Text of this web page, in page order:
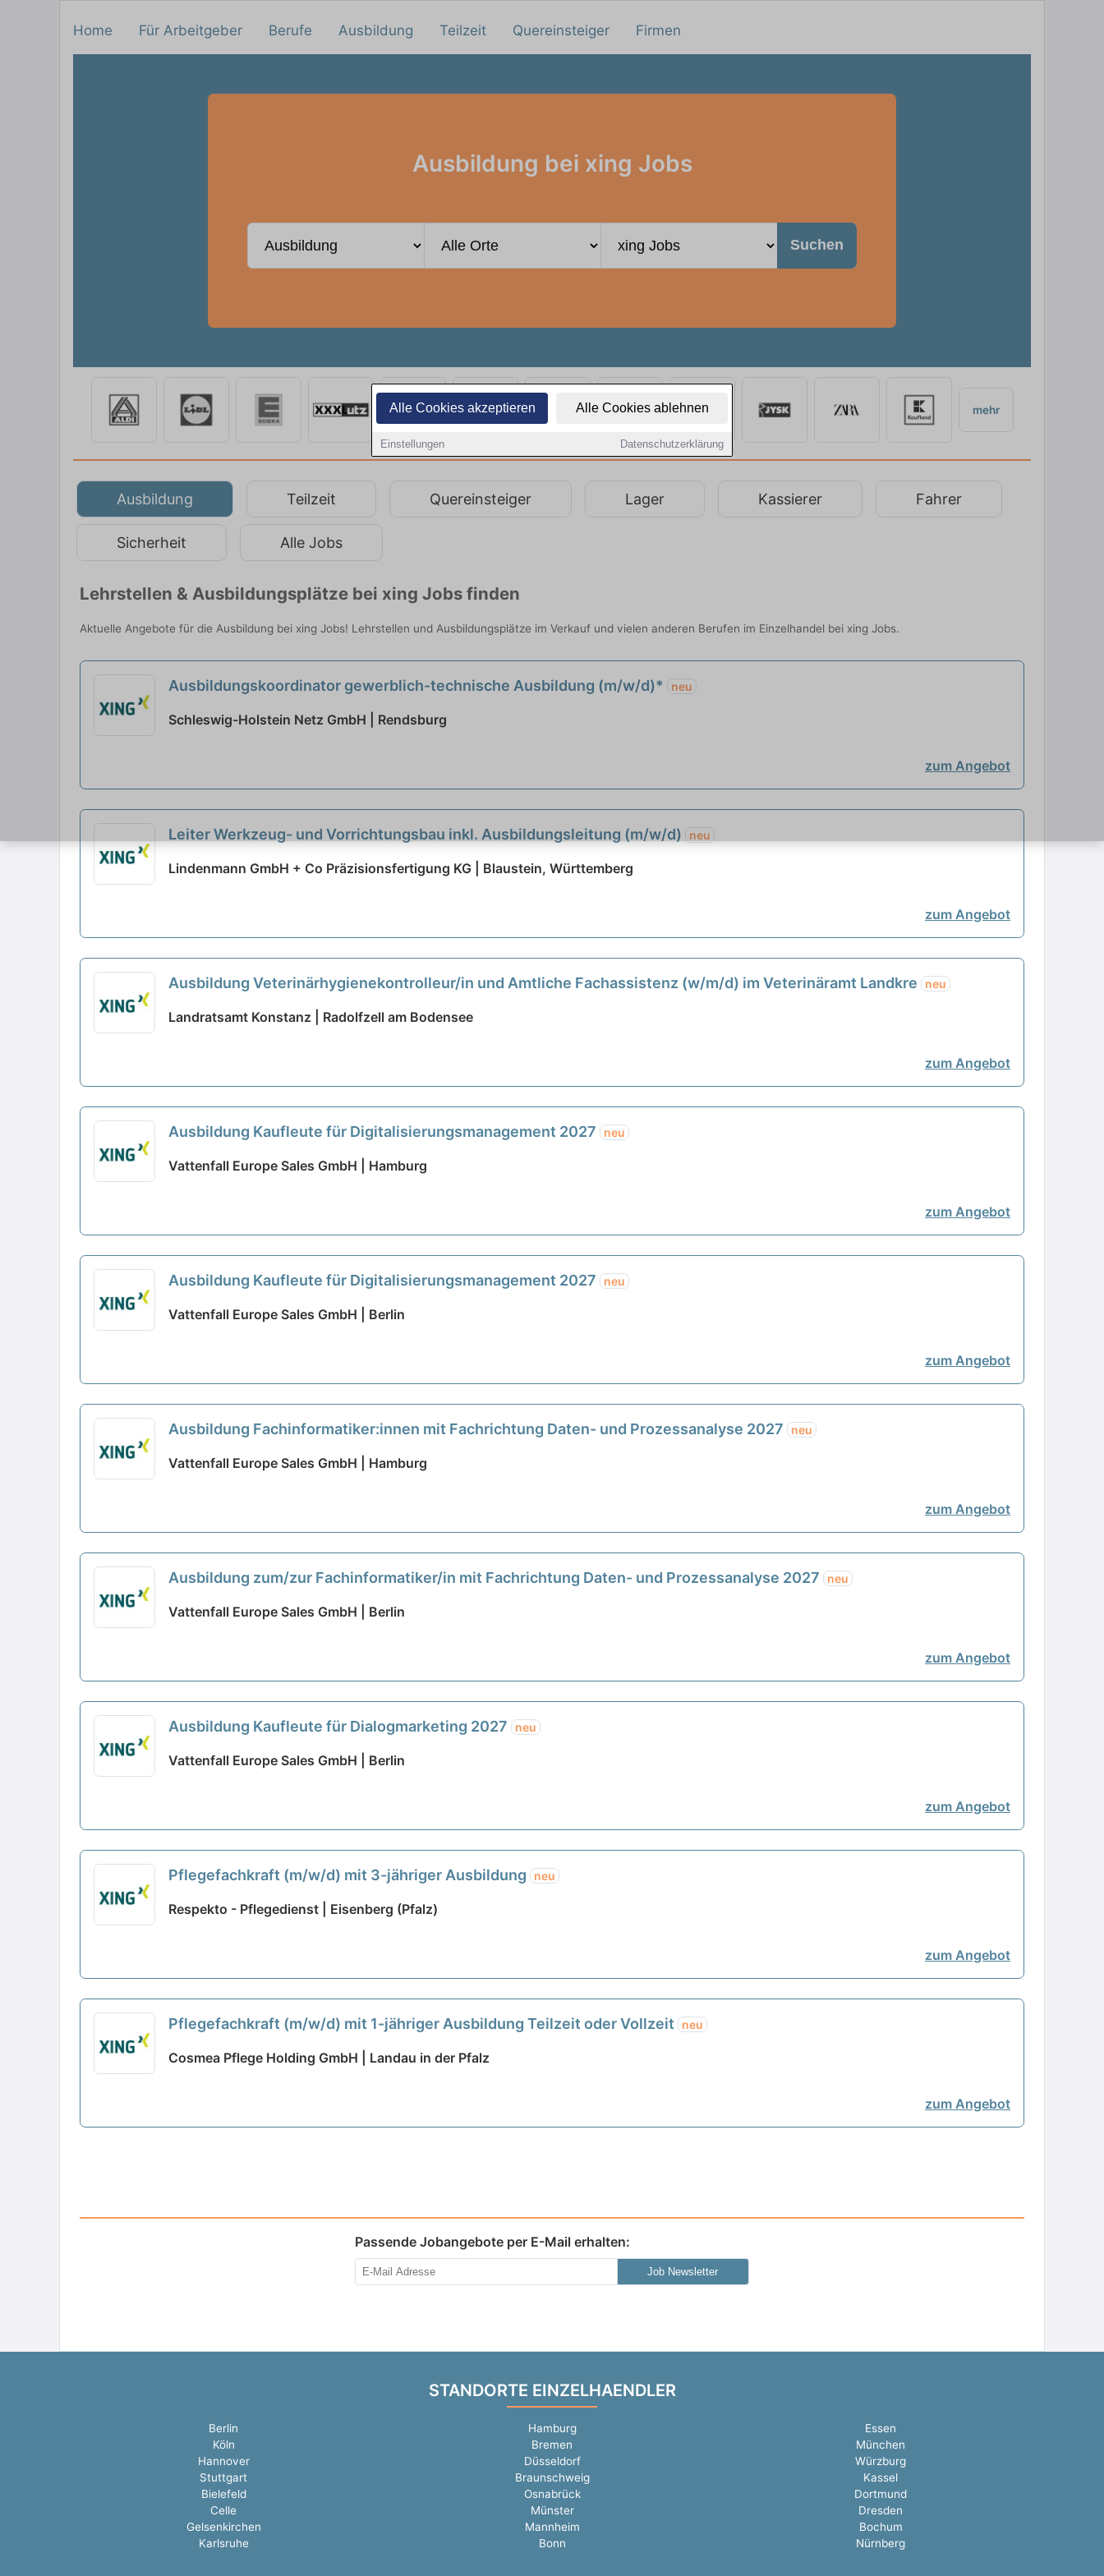
Alle Cookies akzeptieren Alle Cookies ablehnen
Einstellungen Datenschutzerklärung
Home Für Arbeitgeber Berufe Ausbildung Teilzeit Quereinsteiger Firmen
Ausbildung bei xing Jobs
Suchen
mehr
Ausbildung Teilzeit Quereinsteiger Lager Kassierer Fahrer
Sicherheit Alle Jobs
Lehrstellen & Ausbildungsplätze bei xing Jobs finden
Aktuelle Angebote für die Ausbildung bei xing Jobs! Lehrstellen und Ausbildungsplätze im Verkauf und vielen anderen Berufen im Einzelhandel bei xing Jobs.
Ausbildungskoordinator gewerblich-technische Ausbildung (m/w/d)* neu
Schleswig-Holstein Netz GmbH | Rendsburg
zum Angebot
Leiter Werkzeug- und Vorrichtungsbau inkl. Ausbildungsleitung (m/w/d) neu
Lindenmann GmbH + Co Präzisionsfertigung KG | Blaustein, Württemberg
zum Angebot
Ausbildung Veterinärhygienekontrolleur/in und Amtliche Fachassistenz (w/m/d) im Veterinäramt Landkre neu
Landratsamt Konstanz | Radolfzell am Bodensee
zum Angebot
Ausbildung Kaufleute für Digitalisierungsmanagement 2027 neu
Vattenfall Europe Sales GmbH | Hamburg
zum Angebot
Ausbildung Kaufleute für Digitalisierungsmanagement 2027 neu
Vattenfall Europe Sales GmbH | Berlin
zum Angebot
Ausbildung Fachinformatiker:innen mit Fachrichtung Daten- und Prozessanalyse 2027 neu
Vattenfall Europe Sales GmbH | Hamburg
zum Angebot
Ausbildung zum/zur Fachinformatiker/in mit Fachrichtung Daten- und Prozessanalyse 2027 neu
Vattenfall Europe Sales GmbH | Berlin
zum Angebot
Ausbildung Kaufleute für Dialogmarketing 2027 neu
Vattenfall Europe Sales GmbH | Berlin
zum Angebot
Pflegefachkraft (m/w/d) mit 3-jähriger Ausbildung neu
Respekto - Pflegedienst | Eisenberg (Pfalz)
zum Angebot
Pflegefachkraft (m/w/d) mit 1-jähriger Ausbildung Teilzeit oder Vollzeit neu
Cosmea Pflege Holding GmbH | Landau in der Pfalz
zum Angebot
Passende Jobangebote per E-Mail erhalten:
Job Newsletter
STANDORTE EINZELHAENDLER
Berlin Hamburg
Essen
Köln
Bremen
München
Hannover
Düsseldorf
Würzburg
Stuttgart
Braunschweig
Kassel
Bielefeld
Osnabrück
Dortmund
Celle
Münster
Dresden
Gelsenkirchen
Mannheim
Bochum
Karlsruhe
Bonn Nürnberg